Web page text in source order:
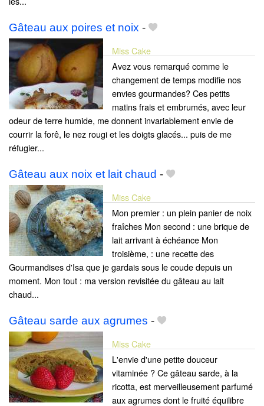
Gâteau aux poires et noix -
Miss Cake
Avez vous remarqué comme le
changement de temps modifie nos
envies gourmandes? Ces petits
matins frais et embrumés, avec leur
odeur de terre humide, me donnent invariablement envie de
courrir la forê, le nez rougi et les doigts glacés... puis de me
réfugier...
Gâteau aux noix et lait chaud -
Miss Cake
Mon premier : un plein panier de noix
fraîches Mon second : une brique de
lait arrivant à échéance Mon
troisième, : une recette des
Gourmandises d'Isa que je gardais sous le coude depuis un
moment. Mon tout : ma version revisitée du gâteau au lait
chaud...
Gâteau sarde aux agrumes -
Miss Cake
L'envie d'une petite douceur
vitaminée ? Ce gâteau sarde, à la
ricotta, est merveilleusement parfumé
aux agrumes dont le fruité équilibre